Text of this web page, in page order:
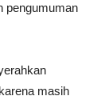
pengumuman
masih